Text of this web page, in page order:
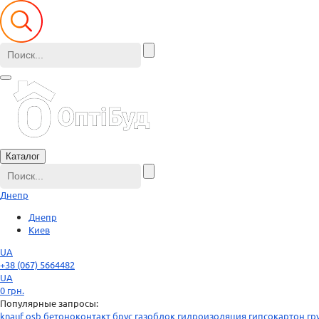
Каталог
Днепр
Днепр
Киев
UA
+38 (067) 5664482
UA
0 грн.
Популярные запросы:
knaufosb бетоноконтактбрус газоблок гидроизоляция гипсокартон